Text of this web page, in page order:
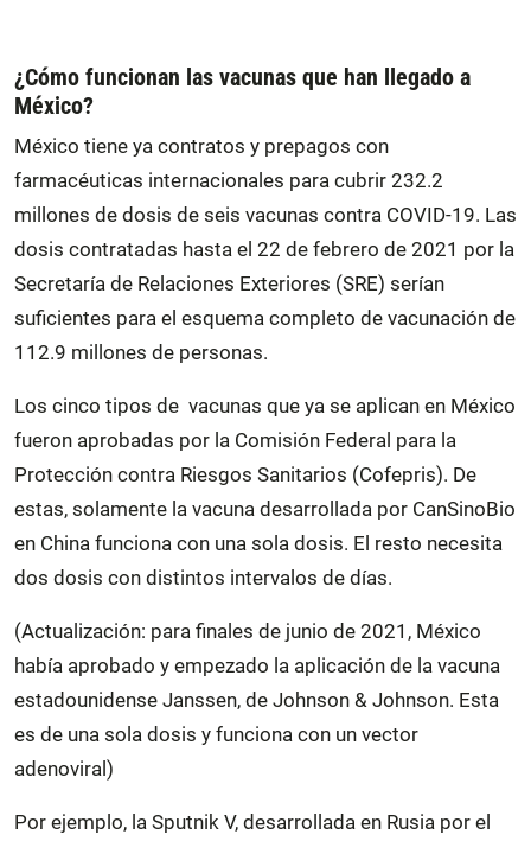
¿Cómo funcionan las vacunas que han llegado a
México?
México tiene ya contratos y prepagos con
farmacéuticas internacionales para cubrir 232.2
millones de dosis de seis vacunas contra COVID-19. Las
dosis contratadas hasta el 22 de febrero de 2021 por la
Secretaría de Relaciones Exteriores (SRE) serían
suficientes para el esquema completo de vacunación de
112.9 millones de personas.
Los cinco tipos de vacunas que ya se aplican en México
fueron aprobadas por la Comisión Federal para la
Protección contra Riesgos Sanitarios (Cofepris). De
estas, solamente la vacuna desarrollada por CanSinoBio
en China funciona con una sola dosis. El resto necesita
dos dosis con distintos intervalos de días.
(Actualización: para finales de junio de 2021, México
había aprobado y empezado la aplicación de la vacuna
estadounidense Janssen, de Johnson & Johnson. Esta
es de una sola dosis y funciona con un vector
adenoviral)
Por ejemplo, la Sputnik V, desarrollada en Rusia por el